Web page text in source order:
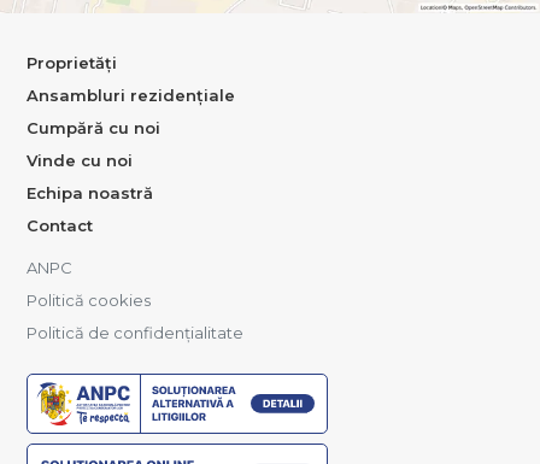
Proprietăți
Ansambluri rezidențiale
Cumpără cu noi
Vinde cu noi
Echipa noastră
Contact
ANPC
Politică cookies
Politică de confidențialitate